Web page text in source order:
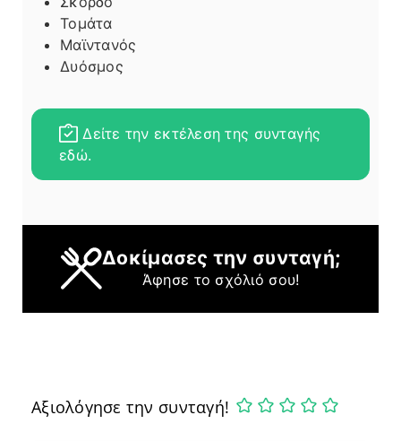
Τομάτα
Μαϊντανός
Δυόσμος
Δείτε την εκτέλεση της συνταγής
εδώ.
Δοκίμασες την συνταγή;
Άφησε το σχόλιό σου!
Αξιολόγησε την συνταγή!